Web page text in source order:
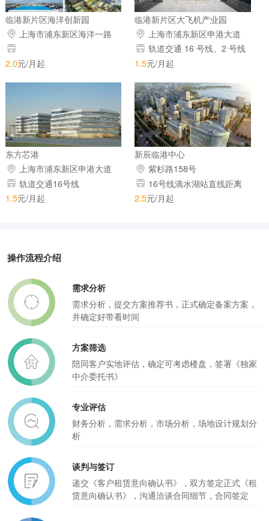
临港新片区海洋创新园
上海市浦东新区海洋一路
399 号
2.0元/月起
临港新片区大飞机产业园
上海市浦东新区申港大道
200号轨道交通 16 号线、2 号线
浦东机场站
1.5元/月起
东方芯港
上海市浦东新区申港大道
200号轨道交通16号线
1.5元/月起
新辰临港中心
紫杉路158号
16号线滴水湖站直线距离
284米
2.5元/月起
操作流程介绍
需求分析
需求分析，提交方案推荐书，正式确定备案方案，
并确定好带看时间
方案筛选
陪同客户实地评估，确定可考虑楼盘，签署《独家
中介委托书》
专业评估
财务分析，需求分析，市场分析，场地设计规划分
析
谈判与签订
递交《客户租赁意向确认书》，双方签定正式《租
赁意向确认书》，沟通洽谈合同细节，合同签定